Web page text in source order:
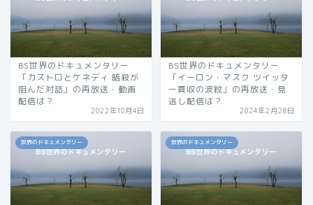
BS世界のドキュメンタリー
「カストロとケネディ 暗殺が
阻んだ対話」の再放送・動画
配信は？
2022年10月4日
BS世界のドキュメンタリー
「イーロン・マスク ツイッタ
ー買収の波紋」の再放送・見
逃し配信は？
2024年2月28日
世界のドキュメンタリー 世界のドキュメンタリー